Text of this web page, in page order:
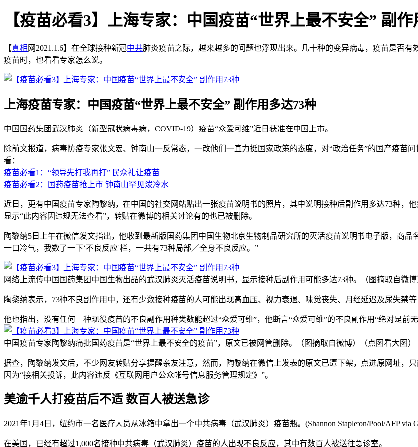
【疫苗必看3】上海专家：中国疫苗“世界上最不安全” 副作
【真相 网2021.1.6】在全球接种新冠中共肺炎疫苗之际，越来越多的问题也浮现出来。几十种的变异病毒，疫苗是否
疫苗时，也看看专家怎么说。
上海疫苗专家：中国疫苗“世界上最不安全” 副作用多达73种
中国国药集团武汉肺炎（新型冠状病毒病，COVID-19）疫苗“众爱可维”近日获准在中国上市。
除前文报道，病毒防疫专家张文宏、钟南山一反常态，一改他们一直力挺国家政策的态度，对“政治任务”的国产疫苗
看：
疫苗必看1：“领导先打我再打” 民众礼让疫苗
疫苗必看2：国药疫苗抢上市 钟南山罕见泼冷水
近日，更有中国疫苗专家陶黎纳，在中国的社交网站贴出一张疫苗说明书的照片，其中说明接种后副作用多达73种，
显示“此内容因违规无法查看”，转贴在微博的相关讨论有的也已被删除。
陶黎纳5日上午在微信发文指出，他收到最新版国药集团中国生物北京生物制品研究所的灭活疫苗说明书电子版，商品
一口冷气，我数了一下‘不良反应’栏，一共有73种局部／全身不良反应。”
网络上流传中国国药集团中国生物出品的武汉肺炎灭活疫苗说明书，显示接种后副作用可能多达73种。（图摘取自微博
陶黎纳表示，73种不良副作用中，还有少数接种疫苗的人可能出现高血压、视力衰退、味觉丧失、月经延迟及尿失禁等
他也指出，没有任何一种现役疫苗的不良副作用种类数能超过“众爱可维”，他断言“众爱可维”的不良副作用“绝对是前无
中国疫苗专家陶黎纳痛批国药疫苗是“世界上最不安全的疫苗”，原文已被网管删除。（图摘取自微博）（点图看大图）
据查，陶黎纳发文后，不少网友转贴分享提醒亲友注意，然而，陶黎纳在微信上发表的原文已遭下架，点进原网址，
因为“接相关投诉，此内容违反《互联网用户公众帐号信息服务管理规定》”。
美逾千人打疫苗后不适 数百人被送急诊
2021年1月4日，纽约市一名医疗人员从冰箱中拿出一个中共病毒（武汉肺炎）疫苗瓶。(Shannon Stapleton/Pool/AFP via
在美国，已经有超过1,000名接种中共病毒（武汉肺炎）疫苗的人出现不良反应，其中有数百人被送往急诊室。